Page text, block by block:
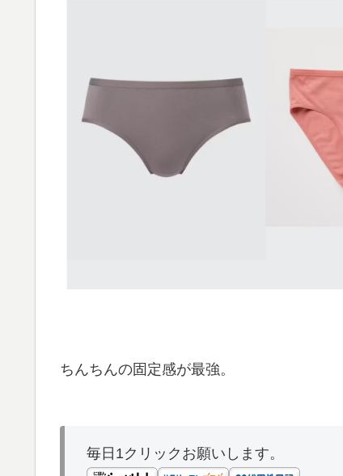
ちんちんの固定感が最強。
毎日1クリックお願いします。